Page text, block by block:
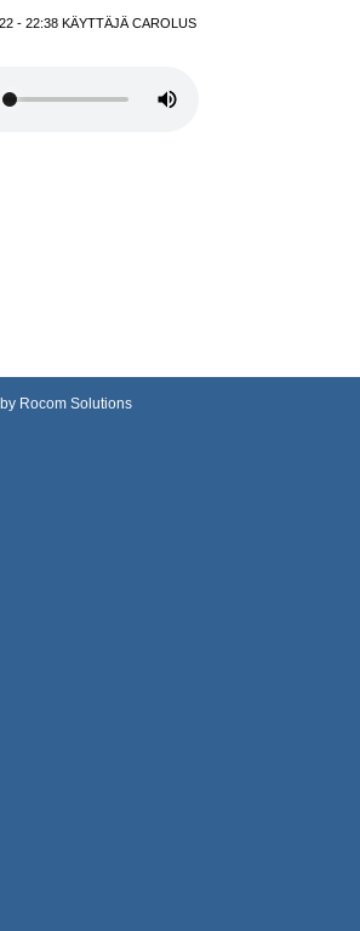
- 22:38 KÄYTTÄJÄ CAROLUS
Rocom Solutions